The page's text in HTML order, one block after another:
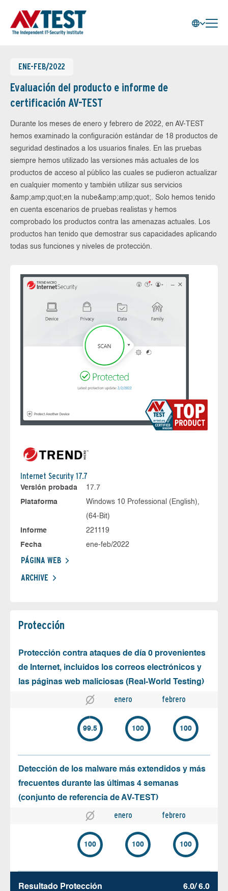
ENE-FEB/2022
Evaluación del producto e informe de
certificación AV-TEST
Durante los meses de enero y febrero de 2022, en AV-TEST
hemos examinado la configuración estándar de 18 productos de
seguridad destinados a los usuarios finales. En las pruebas
siempre hemos utilizado las versiones más actuales de los
productos de acceso al público las cuales se pudieron actualizar
en cualquier momento y también utilizar sus servicios
&amp;amp;quot;en la nube&amp;amp;quot;. Solo hemos tenido
en cuenta escenarios de pruebas realistas y hemos
comprobado los productos contra las amenazas actuales. Los
productos han tenido que demostrar sus capacidades aplicando
todas sus funciones y niveles de protección.
Internet Security 17.7
Versión probada
17.7
Plataforma
Windows 10 Professional (English),
(64-Bit)
Informe
221119
Fecha
ene-feb/2022
PÁGINA WEB
ARCHIVE
Protección
Protección contra ataques de día 0 provenientes
de Internet, incluidos los correos electrónicos y
las páginas web maliciosas (Real-World Testing)
enero febrero
99.5 100 100
Detección de los malware más extendidos y más
frecuentes durante las últimas 4 semanas
(conjunto de referencia de AV-TEST)
enero febrero
100 100 100
Resultado Protección 6.0/ 6.0